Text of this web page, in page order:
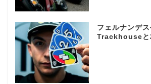
フェルナンデ
Trackhouseと